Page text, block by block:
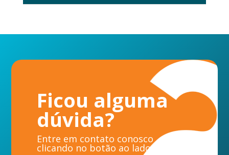
Ficou alguma
dúvida?
Entre em contato conosco
clicando no botão ao lado.